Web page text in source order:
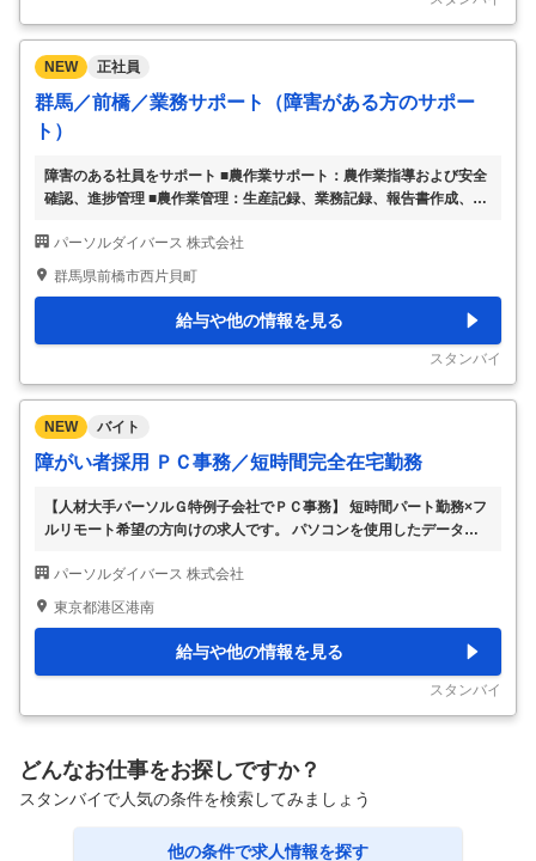
NEW 正社員
群馬／前橋／業務サポート（障害がある方のサポー
ト）
障害のある社員をサポート ■農作業サポート：農作業指導および安全
確認、進捗管理 ■農作業管理：生産記録、業務記録、報告書作成、顧
た上で、業務 指導・采配・目標管理・進捗管理といった業務管理
と、健康管理を 目的とした面談の実施等） ■業務フロー・マニュアル
障害者の方が取り組まれている業務 ・農作業 【職種の変更の範囲】
パーソルダイバース 株式会社
群馬県前橋市西片貝町
給与や他の情報を見る
スタンバイ
NEW バイト
障がい者採用 ＰＣ事務／短時間完全在宅勤務
【人材大手パーソルＧ特例子会社でＰＣ事務】 短時間パート勤務×フ
ルリモート希望の方向けの求人です。 パソコンを使用したデータ入
派遣事業に関連する求人サポート ・転職支援サービスの求人票修正
・縁の下の力持ちとしてグループ会社の事業を支えていただきます
マニュアル完備／シングルタスクからスタート／電話対応なし （変
パーソルダイバース 株式会社
東京都港区港南
給与や他の情報を見る
スタンバイ
どんなお仕事をお探しですか？
スタンバイで人気の条件を検索してみましょう
他の条件で求人情報を探す